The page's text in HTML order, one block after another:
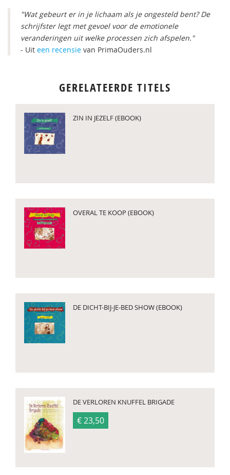
"Wat gebeurt er in je lichaam als je ongesteld bent? De
schrijfster legt met gevoel voor de emotionele
veranderingen uit welke processen zich afspelen."
- Uit een recensie van PrimaOuders.nl
GERELATEERDE TITELS
ZIN IN JEZELF (EBOOK)
OVERAL TE KOOP (EBOOK)
DE DICHT-BIJ-JE-BED SHOW (EBOOK)
DE VERLOREN KNUFFEL BRIGADE
€ 23,50